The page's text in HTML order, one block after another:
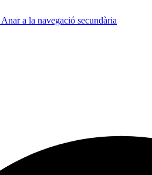
Anar a la navegació secundària